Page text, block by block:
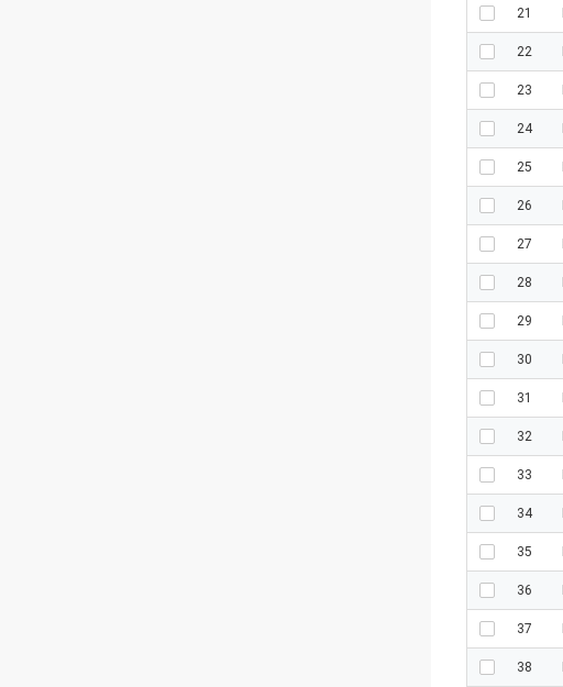
21
22
23
24
25
26
27
28
29
30
31
32
33
34
35
36
37
38